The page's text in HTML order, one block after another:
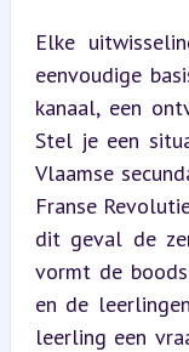
Elke
eenvoudige
kanaal, een
Stel je een
Vlaamse
Franse
dit geval de
vormt de
en de
leerling een